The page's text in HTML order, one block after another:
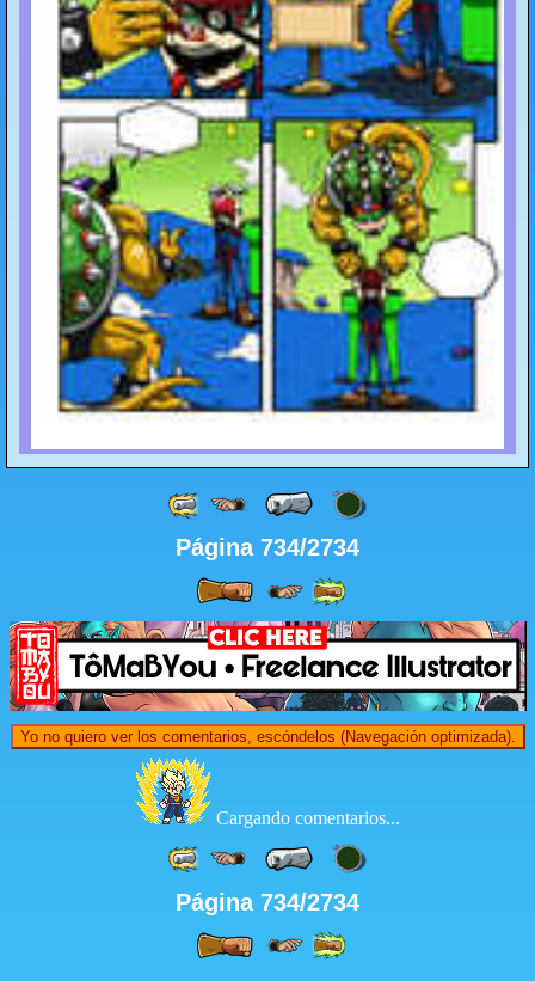
Página 734/2734
Yo no quiero ver los comentarios, escóndelos (Navegación optimizada).
Cargando comentarios...
Página 734/2734